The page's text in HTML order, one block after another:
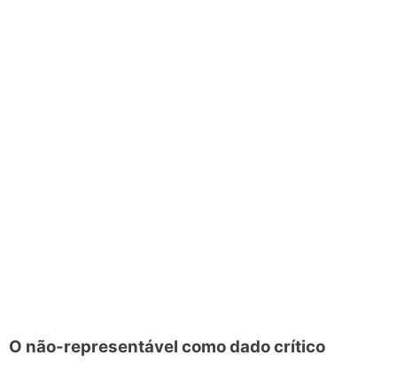
O não-representável como dado crítico